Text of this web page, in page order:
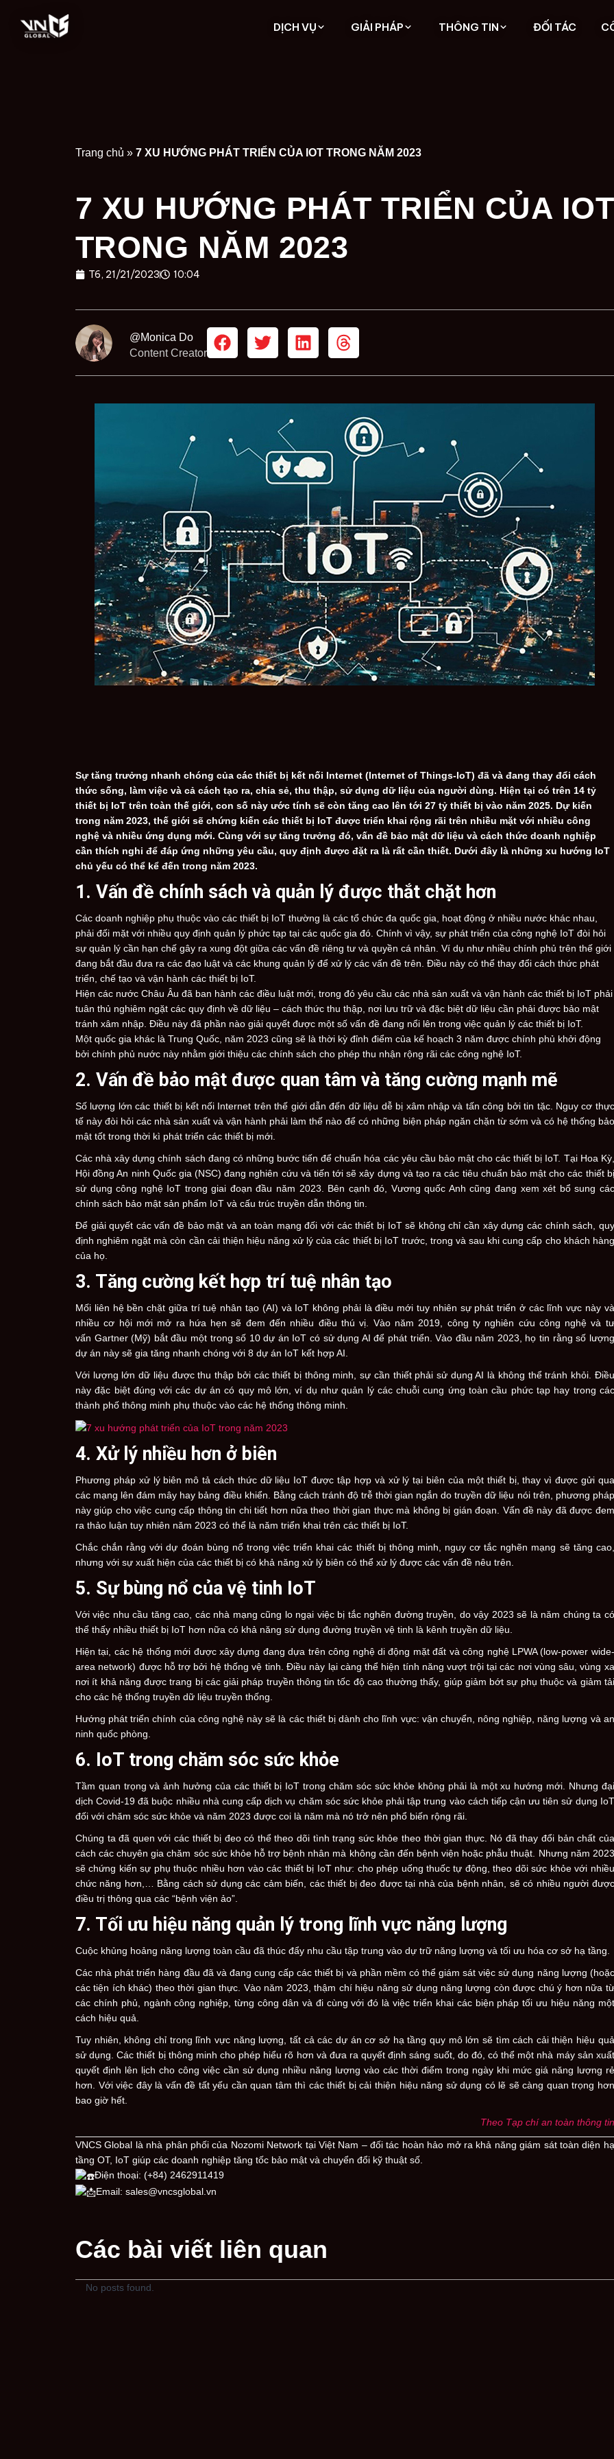
Trang chủ » 7 XU HƯỚNG PHÁT TRIỂN CỦA IOT TRONG NĂM 2023
7 XU HƯỚNG PHÁT TRIỂN CỦA IOT
TRONG NĂM 2023
T6, 21/21/2023 10:04
@Monica Do
Content Creator
Sự tăng trưởng nhanh chóng của các thiết bị kết nối Internet (Internet of Things-IoT) đã và đang thay đổi cách
thức sống, làm việc và cả cách tạo ra, chia sẻ, thu thập, sử dụng dữ liệu của người dùng. Hiện tại có trên 14 tỷ
thiết bị IoT trên toàn thế giới, con số này ước tính sẽ còn tăng cao lên tới 27 tỷ thiết bị vào năm 2025. Dự kiến
trong năm 2023, thế giới sẽ chứng kiến các thiết bị IoT được triển khai rộng rãi trên nhiều mặt với nhiều công
nghệ và nhiều ứng dụng mới. Cùng với sự tăng trưởng đó, vấn đề bảo mật dữ liệu và cách thức doanh nghiệp
cần thích nghi để đáp ứng những yêu cầu, quy định được đặt ra là rất cần thiết. Dưới đây là những xu hướng IoT
chủ yếu có thể kể đến trong năm 2023.
1. Vấn đề chính sách và quản lý được thắt chặt hơn
Các doanh nghiệp phụ thuộc vào các thiết bị IoT thường là các tổ chức đa quốc gia, hoạt động ở nhiều nước khác nhau,
phải đối mặt với nhiều quy định quản lý phức tạp tại các quốc gia đó. Chính vì vậy, sự phát triển của công nghệ IoT đòi hỏi
sự quản lý cần hạn chế gây ra xung đột giữa các vấn đề riêng tư và quyền cá nhân. Ví dụ như nhiều chính phủ trên thế giới
đang bắt đầu đưa ra các đạo luật và các khung quản lý để xử lý các vấn đề trên. Điều này có thể thay đổi cách thức phát
triển, chế tạo và vận hành các thiết bị IoT.
Hiện các nước Châu Âu đã ban hành các điều luật mới, trong đó yêu cầu các nhà sản xuất và vận hành các thiết bị IoT phải
tuân thủ nghiêm ngặt các quy định về dữ liệu – cách thức thu thập, nơi lưu trữ và đặc biệt dữ liệu cần phải được bảo mật
tránh xâm nhập. Điều này đã phần nào giải quyết được một số vấn đề đang nổi lên trong việc quản lý các thiết bị IoT.
Một quốc gia khác là Trung Quốc, năm 2023 cũng sẽ là thời kỳ đỉnh điểm của kế hoạch 3 năm được chính phủ khởi động
bởi chính phủ nước này nhằm giới thiệu các chính sách cho phép thu nhận rộng rãi các công nghệ IoT.
2. Vấn đề bảo mật được quan tâm và tăng cường mạnh mẽ
Số lượng lớn các thiết bị kết nối Internet trên thế giới dẫn đến dữ liệu dễ bị xâm nhập và tấn công bởi tin tặc. Nguy cơ thực
tế này đòi hỏi các nhà sản xuất và vận hành phải làm thế nào để có những biện pháp ngăn chặn từ sớm và có hệ thống bảo
mật tốt trong thời kì phát triển các thiết bị mới.
Các nhà xây dựng chính sách đang có những bước tiến để chuẩn hóa các yêu cầu bảo mật cho các thiết bị IoT. Tại Hoa Kỳ,
Hội đồng An ninh Quốc gia (NSC) đang nghiên cứu và tiến tới sẽ xây dựng và tạo ra các tiêu chuẩn bảo mật cho các thiết bị
sử dụng công nghệ IoT trong giai đoạn đầu năm 2023. Bên cạnh đó, Vương quốc Anh cũng đang xem xét bổ sung các
chính sách bảo mật sản phẩm IoT và cấu trúc truyền dẫn thông tin.
Để giải quyết các vấn đề bảo mật và an toàn mạng đối với các thiết bị IoT sẽ không chỉ cần xây dựng các chính sách, quy
định nghiêm ngặt mà còn cần cải thiện hiệu năng xử lý của các thiết bị IoT trước, trong và sau khi cung cấp cho khách hàng
của họ.
3. Tăng cường kết hợp trí tuệ nhân tạo
Mối liên hệ bền chặt giữa trí tuệ nhân tạo (AI) và IoT không phải là điều mới tuy nhiên sự phát triển ở các lĩnh vực này và
nhiều cơ hội mới mở ra hứa hẹn sẽ đem đến nhiều điều thú vị. Vào năm 2019, công ty nghiên cứu công nghệ và tư
vấn Gartner (Mỹ) bắt đầu một trong số 10 dự án IoT có sử dụng AI để phát triển. Vào đầu năm 2023, họ tin rằng số lượng
dự án này sẽ gia tăng nhanh chóng với 8 dự án IoT kết hợp AI.
Với lượng lớn dữ liệu được thu thập bởi các thiết bị thông minh, sự cần thiết phải sử dụng AI là không thể tránh khỏi. Điều
này đặc biệt đúng với các dự án có quy mô lớn, ví dụ như quản lý các chuỗi cung ứng toàn cầu phức tạp hay trong các
thành phố thông minh phụ thuộc vào các hệ thống thông minh.
4. Xử lý nhiều hơn ở biên
Phương pháp xử lý biên mô tả cách thức dữ liệu IoT được tập hợp và xử lý tại biên của một thiết bị, thay vì được gửi qua
các mạng lên đám mây hay bảng điều khiển. Bằng cách tránh độ trễ thời gian ngắn do truyền dữ liệu nói trên, phương pháp
này giúp cho việc cung cấp thông tin chi tiết hơn nữa theo thời gian thực mà không bị gián đoạn. Vấn đề này đã được đem
ra thảo luận tuy nhiên năm 2023 có thể là năm triển khai trên các thiết bị IoT.
Chắc chắn rằng với dự đoán bùng nổ trong việc triển khai các thiết bị thông minh, nguy cơ tắc nghẽn mạng sẽ tăng cao,
nhưng với sự xuất hiện của các thiết bị có khả năng xử lý biên có thể xử lý được các vấn đề nêu trên.
5. Sự bùng nổ của vệ tinh IoT
Với việc nhu cầu tăng cao, các nhà mạng cũng lo ngại việc bị tắc nghẽn đường truyền, do vậy 2023 sẽ là năm chúng ta có
thể thấy nhiều thiết bị IoT hơn nữa có khả năng sử dụng đường truyền vệ tinh là kênh truyền dữ liệu.
Hiện tại, các hệ thống mới được xây dựng đang dựa trên công nghệ di động mặt đất và công nghệ LPWA (low-power wide-
area network) được hỗ trợ bởi hệ thống vệ tinh. Điều này lại càng thể hiện tính năng vượt trội tại các nơi vùng sâu, vùng xa
nơi ít khả năng được trang bị các giải pháp truyền thông tin tốc độ cao thường thấy, giúp giảm bớt sự phụ thuộc và giảm tải
cho các hệ thống truyền dữ liệu truyền thống.
Hướng phát triển chính của công nghệ này sẽ là các thiết bị dành cho lĩnh vực: vận chuyển, nông nghiệp, năng lượng và an
ninh quốc phòng.
6. IoT trong chăm sóc sức khỏe
Tầm quan trọng và ảnh hưởng của các thiết bị IoT trong chăm sóc sức khỏe không phải là một xu hướng mới. Nhưng đại
dịch Covid-19 đã buộc nhiều nhà cung cấp dịch vụ chăm sóc sức khỏe phải tập trung vào cách tiếp cận ưu tiên sử dụng IoT
đối với chăm sóc sức khỏe và năm 2023 được coi là năm mà nó trở nên phổ biến rộng rãi.
Chúng ta đã quen với các thiết bị đeo có thể theo dõi tình trạng sức khỏe theo thời gian thực. Nó đã thay đổi bản chất của
cách các chuyên gia chăm sóc sức khỏe hỗ trợ bệnh nhân mà không cần đến bệnh viện hoặc phẫu thuật. Nhưng năm 2023
sẽ chứng kiến sự phụ thuộc nhiều hơn vào các thiết bị IoT như: cho phép uống thuốc tự động, theo dõi sức khỏe với nhiều
chức năng hơn,… Bằng cách sử dụng các cảm biến, các thiết bị đeo được tại nhà của bệnh nhân, sẽ có nhiều người được
điều trị thông qua các “bệnh viện ảo”.
7. Tối ưu hiệu năng quản lý trong lĩnh vực năng lượng
Cuộc khủng hoảng năng lượng toàn cầu đã thúc đẩy nhu cầu tập trung vào dự trữ năng lượng và tối ưu hóa cơ sở hạ tầng.
Các nhà phát triển hàng đầu đã và đang cung cấp các thiết bị và phần mềm có thể giám sát việc sử dụng năng lượng (hoặc
các tiện ích khác) theo thời gian thực. Vào năm 2023, thậm chí hiệu năng sử dụng năng lượng còn được chú ý hơn nữa từ
các chính phủ, ngành công nghiệp, từng công dân và đi cùng với đó là việc triển khai các biện pháp tối ưu hiệu năng một
cách hiệu quả.
Tuy nhiên, không chỉ trong lĩnh vực năng lượng, tất cả các dự án cơ sở hạ tầng quy mô lớn sẽ tìm cách cải thiện hiệu quả
sử dụng. Các thiết bị thông minh cho phép hiểu rõ hơn và đưa ra quyết định sáng suốt, do đó, có thể một nhà máy sản xuất
quyết định lên lịch cho công việc cần sử dụng nhiều năng lượng vào các thời điểm trong ngày khi mức giá năng lượng rẻ
hơn. Với việc đây là vấn đề tất yếu cần quan tâm thì các thiết bị cải thiện hiệu năng sử dụng có lẽ sẽ càng quan trọng hơn
bao giờ hết.
Theo Tạp chí an toàn thông tin
VNCS Global là nhà phân phối của Nozomi Network tại Việt Nam – đối tác hoàn hảo mở ra khả năng giám sát toàn diện hạ
tầng OT, IoT giúp các doanh nghiệp tăng tốc bảo mật và chuyển đổi kỹ thuật số.
Điện thoại: (+84) 2462911419
Email: sales@vncsglobal.vn
Các bài viết liên quan
No posts found.
DỊCH VỤ GIẢI PHÁP THÔNG TIN ĐỐI TÁC